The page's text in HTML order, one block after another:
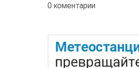
0 коментарии